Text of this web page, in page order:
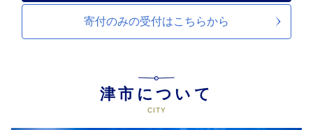
寄付のみの受付はこちらから
津市について